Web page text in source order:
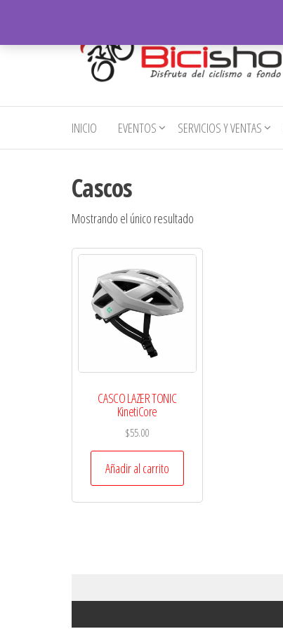
contenido
– Ibarra
del
ciclismo
INICIO EVENTOS SERVICIOS Y VENTAS
Cascos
Mostrando el único resultado
CASCO LAZER TONIC
KinetiCore
$55.00
Añadir al carrito